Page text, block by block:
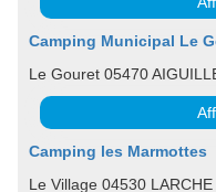
Camping Municipal Le
Le Gouret 05470
Camping les Marmottes
Le Village 04530 LARCHE